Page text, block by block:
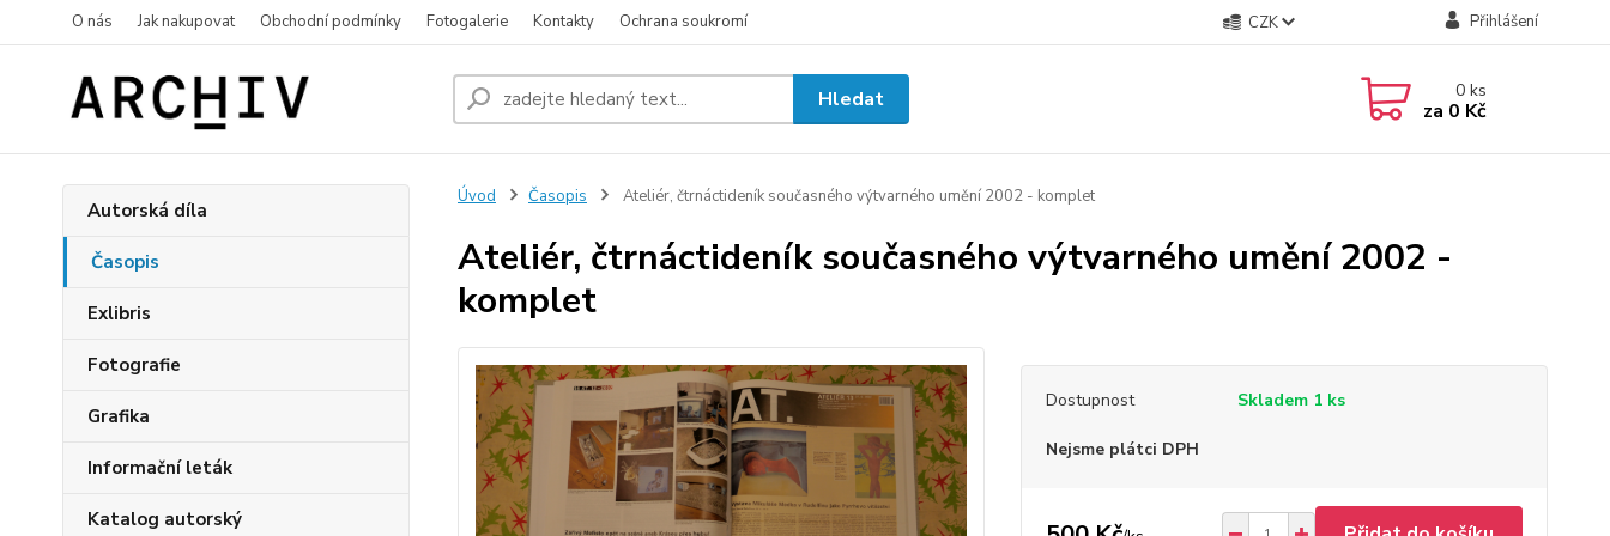
O nás Jak nakupovat Obchodní podmínky Fotogalerie Kontakty Ochrana soukromí CZK Přihlášení
Hledat 0ks
za 0 Kč
Autorská díla
Časopis
Exlibris
Fotografie
Grafika
Informační leták
Katalog autorský
Úvod Časopis Ateliér, čtrnáctideník současného výtvarného umění 2002 - komplet
Ateliér, čtrnáctideník současného výtvarného umění 2002 -
komplet
Dostupnost Skladem 1 ks
Nejsme plátci DPH